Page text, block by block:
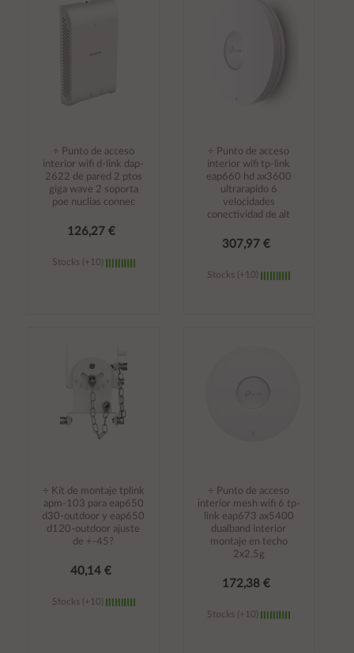
÷ Punto de acceso
interior wifi d-link dap-
2622 de pared 2 ptos
giga wave 2 soporta
poe nuclias connec
126,27 €
Stocks (+10)
÷ Punto de acceso
interior wifi tp-link
eap660 hd ax3600
ultrarapido 6
velocidades
conectividad de alt
307,97 €
Stocks (+10)
÷ Kit de montaje tplink
apm-103 para eap650
d30-outdoor y eap650
d120-outdoor ajuste
de +-45?
40,14 €
Stocks (+10)
÷ Punto de acceso
interior mesh wifi 6 tp-
link eap673 ax5400
dualband interior
montaje en techo
2x2.5g
172,38 €
Stocks (+10)